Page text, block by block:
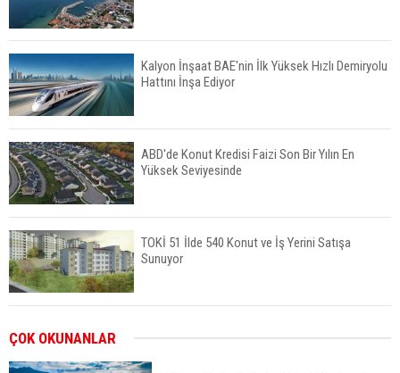
Kalyon İnşaat BAE'nin İlk Yüksek Hızlı Demiryolu
Hattını İnşa Ediyor
ABD'de Konut Kredisi Faizi Son Bir Yılın En
Yüksek Seviyesinde
TOKİ 51 İlde 540 Konut ve İş Yerini Satışa
Sunuyor
ÇOK OKUNANLAR